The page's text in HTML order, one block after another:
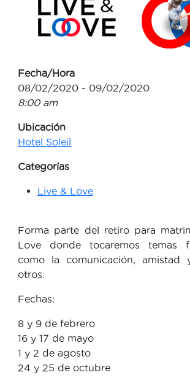
Fecha/Hora
08/02/2020 - 09/02/2020
8:00 am
Ubicación
Hotel Soleil
Categorías
Live & Love
Forma parte del retiro para
Love donde tocaremos temas
como la comunicación, amistad
otros.
Fechas:
8 y 9 de febrero
16 y 17 de mayo
1 y 2 de agosto
24 y 25 de octubre